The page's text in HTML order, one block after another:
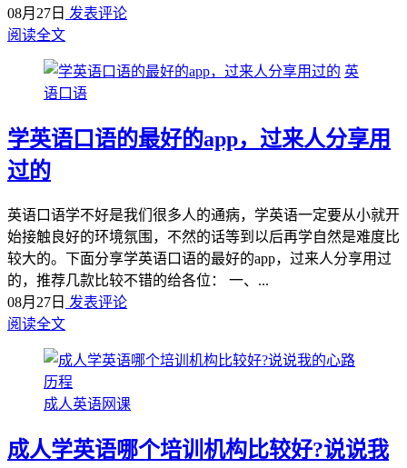
08月27日 发表评论
阅读全文
英
语口语
学英语口语的最好的app，过来人分享用
过的
英语口语学不好是我们很多人的通病，学英语一定要从小就开
始接触良好的环境氛围，不然的话等到以后再学自然是难度比
较大的。下面分享学英语口语的最好的app，过来人分享用过
的，推荐几款比较不错的给各位： 一、...
08月27日 发表评论
阅读全文
成人英语网课
成人学英语哪个培训机构比较好?说说我